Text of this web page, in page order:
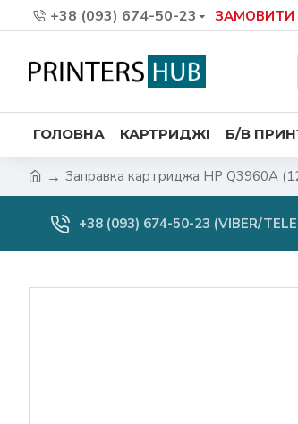
+38 (093) 674-50-23 ЗАМОВИТИ
ГОЛОВНА КАРТРИДЖІ Б/В
Заправка картриджа HP Q3960A
+38 (093) 674-50-23 (VIBER/